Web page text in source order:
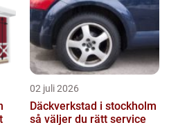
02 juli 2026
Däckverkstad i stockholm
så väljer du rätt service